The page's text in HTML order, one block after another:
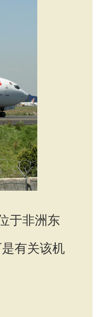
于非洲东
有关该机